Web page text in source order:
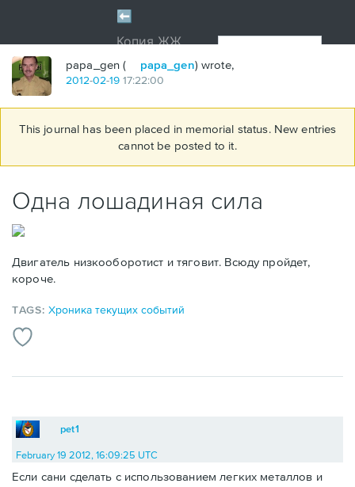
papa_gen ( papa_gen) wrote,
2012-02-19 17:22:00
This journal has been placed in memorial status. New entries
cannot be posted to it.
Одна лошадиная сила
Двигатель низкооборотист и тяговит. Всюду пройдет,
короче.
TAGS:Хроника текущих событий
pet1
February 19 2012, 16:09:25 UTC
Если сани сделать с использованием легких металлов и